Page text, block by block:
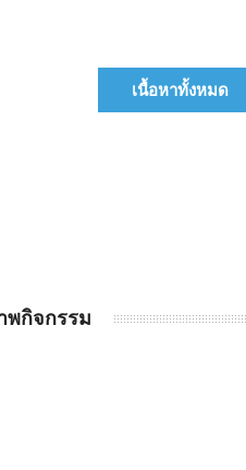
เนื้อหาทั้งหมด
พกิจกรรม